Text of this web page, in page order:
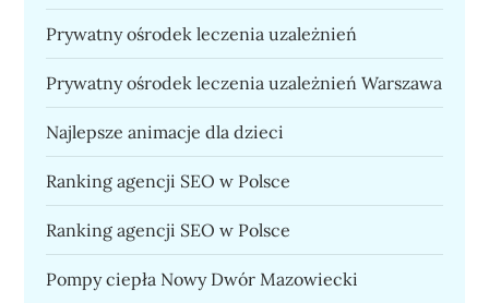
Prywatny ośrodek leczenia uzależnień
Prywatny ośrodek leczenia uzależnień Warszawa
Najlepsze animacje dla dzieci
Ranking agencji SEO w Polsce
Ranking agencji SEO w Polsce
Pompy ciepła Nowy Dwór Mazowiecki